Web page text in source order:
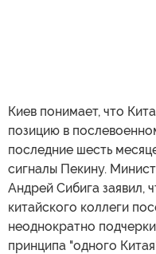
Киев понимает, что
позицию в
последние шесть
сигналы Пекину.
Андрей Сибига заявил,
китайского коллеги
неоднократно
принципа "одного